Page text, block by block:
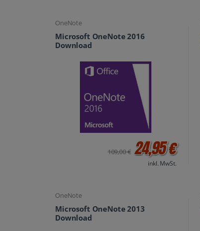
OneNote
Microsoft OneNote 2016
Download
109,00 € 24,95 €
inkl. MwSt.
OneNote
Microsoft OneNote 2013
Download